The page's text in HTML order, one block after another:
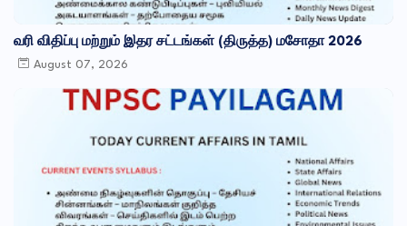
வரி விதிப்பு மற்றும் இதர சட்​டங்​கள் (திருத்த) மசோதா 2026
August 07, 2026